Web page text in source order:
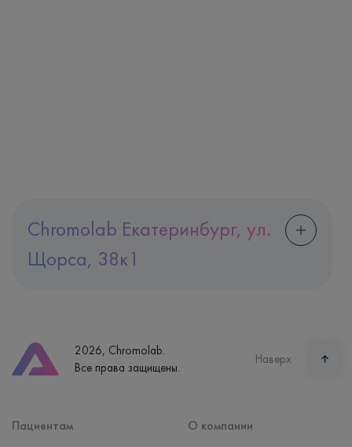
Chromolab Екатеринбург, ул.
Щорса, 38к1
Часы работы
пн-вс: 7:30-15:00
2026, Chromolab.
Все права защищены.
Наверх
Пациентам
О компании